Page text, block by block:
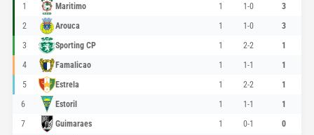
1
Maritimo 1 1-0
3
2
Arouca 1 1-0
3
3
Sporting CP 1 2-2
1
4
Famalicao 1 1-1
1
5
Estrela 1 2-2
1
6
Estoril 1 1-1
1
7
Guimaraes 1 0-1
0